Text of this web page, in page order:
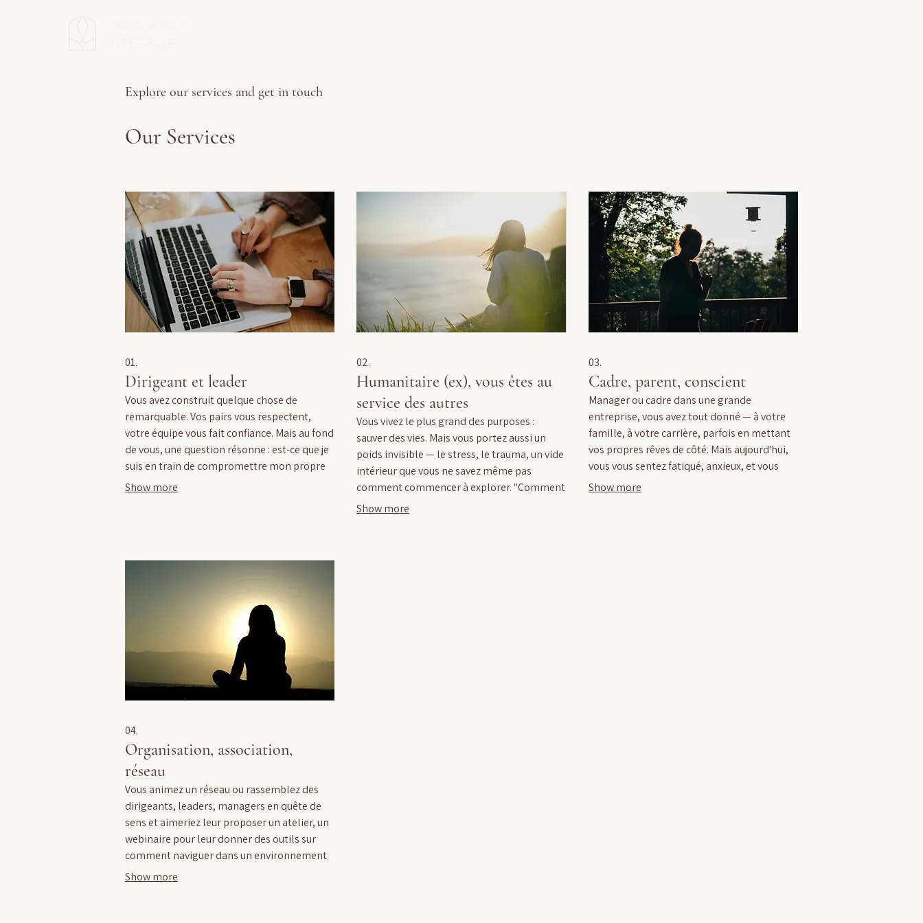
Explore our services and get in touch
Our Services
01.
Dirigeant et leader
Vous avez construit quelque chose de
remarquable. Vos pairs vous respectent,
votre équipe vous fait confiance. Mais au fond
de vous, une question résonne : est-ce que je
suis en train de compromettre mon propre
purpose ? "Et si je me réveille un jour en
Show more
02.
Humanitaire (ex), vous êtes au
service des autres
Vous vivez le plus grand des purposes :
sauver des vies. Mais vous portez aussi un
poids invisible — le stress, le trauma, un vide
intérieur que vous ne savez même pas
comment commencer à explorer. "Comment
puis-je continuer à donner aux autres quand
Show more
03.
Cadre, parent, conscient
Manager ou cadre dans une grande
entreprise, vous avez tout donné — à votre
famille, à votre carrière, parfois en mettant
vos propres rêves de côté. Mais aujourd'hui,
vous vous sentez fatiqué, anxieux, et vous
vous demandez : où est ma place dans tout
Show more
04.
Organisation, association,
réseau
Vous animez un réseau ou rassemblez des
dirigeants, leaders, managers en quête de
sens et aimeriez leur proposer un atelier, un
webinaire pour leur donner des outils sur
comment naviguer dans un environnement
qui évolue rapidement.
Show more